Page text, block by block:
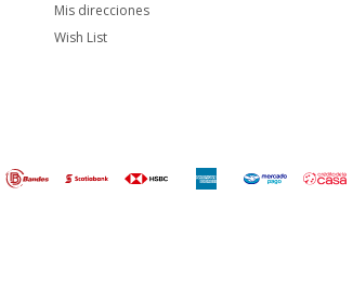
Mis direcciones
Wish List